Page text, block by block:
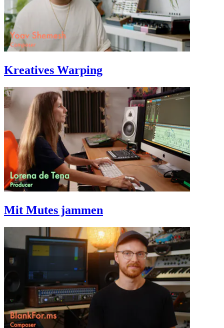
Kreatives Warping
Mit Mutes jammen